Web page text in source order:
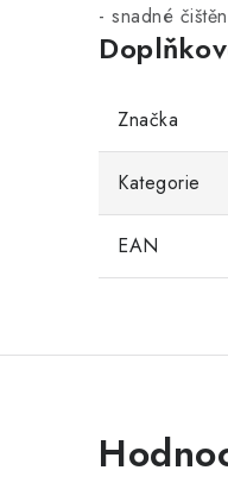
- snadné
Značka
Kategorie
EAN
V